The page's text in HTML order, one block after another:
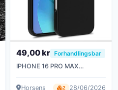
49,00 kr Forhandlingsbar
IPHONE 16 PRO MAX
COVER - SORT
Horsens 2 28/06/2026